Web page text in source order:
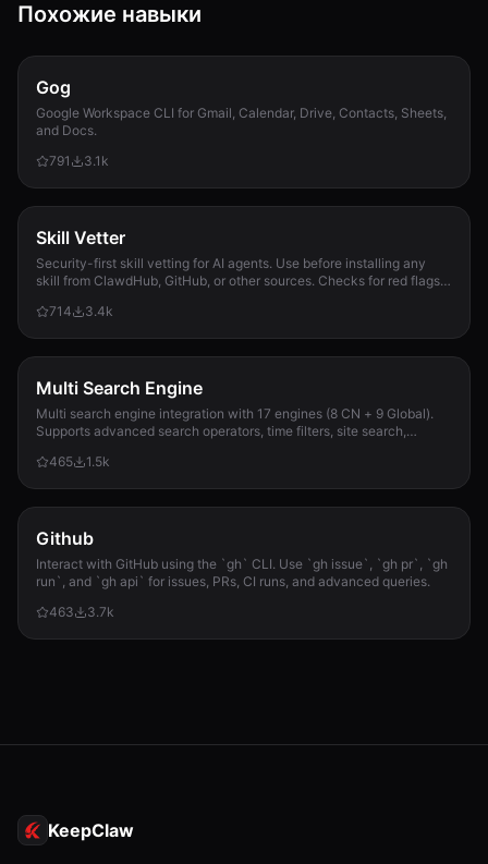
Похожие навыки
Gog
Google Workspace CLI for Gmail, Calendar, Drive, Contacts, Sheets,
and Docs.
791
3.1k
Skill Vetter
Security-first skill vetting for AI agents. Use before installing any
skill from ClawdHub, GitHub, or other sources. Checks for red flags,
714
3.4k
Multi Search Engine
Multi search engine integration with 17 engines (8 CN + 9 Global).
Supports advanced search operators, time filters, site search,
required.
465 1.5k
Github
Interact with GitHub using the `gh` CLI. Use `gh issue`, `gh pr`, `gh
run`, and `gh api` for issues, PRs, CI runs, and advanced queries.
463
3.7k
KeepClaw